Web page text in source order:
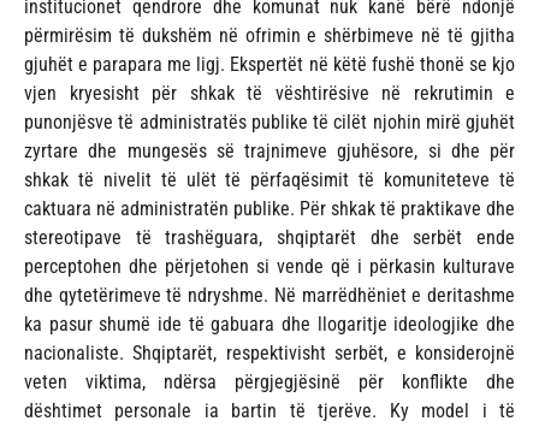
institucionet qendrore dhe komunat nuk kanë bërë ndonjë
përmirësim të dukshëm në ofrimin e shërbimeve në të gjitha
gjuhët e parapara me ligj. Ekspertët në këtë fushë thonë se kjo
vjen kryesisht për shkak të vështirësive në rekrutimin e
punonjësve të administratës publike të cilët njohin mirë gjuhët
zyrtare dhe mungesës së trajnimeve gjuhësore, si dhe për
shkak të nivelit të ulët të përfaqësimit të komuniteteve të
caktuara në administratën publike. Për shkak të praktikave dhe
stereotipave të trashëguara, shqiptarët dhe serbët ende
perceptohen dhe përjetohen si vende që i përkasin kulturave
dhe qytetërimeve të ndryshme. Në marrëdhëniet e deritashme
ka pasur shumë ide të gabuara dhe llogaritje ideologjike dhe
nacionaliste. Shqiptarët, respektivisht serbët, e konsiderojnë
veten viktima, ndërsa përgjegjësinë për konflikte dhe
dështimet personale ia bartin të tjerëve. Ky model i të